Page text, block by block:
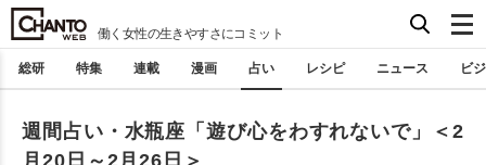
働く女性の生きやすさにコミット
総研 特集 連載 漫画 占い レシピ ニュース ビ
週間占い・水瓶座「遊び心をわすれないで」＜2
月20日～2月26日＞